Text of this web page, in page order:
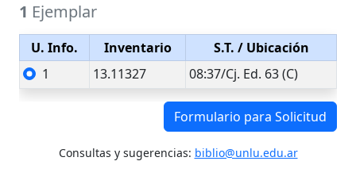
1 Ejemplar
U. Info. Inventario S.T. / Ubicación
1
13.11327 08:37/Cj. Ed. 63 (C)
Formulario para Solicitud
Consultas y sugerencias: biblio@unlu.edu.ar